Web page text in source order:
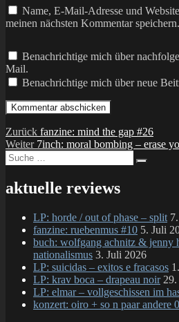
Name, E-Mail-Adresse und
meinen nächsten Kommentar speichern.
Benachrichtige mich über
Mail.
Benachrichtige mich über neue
Beitragsnavigation
Zurück Vorheriger
Beitrag:
fanzine: mind the gap #26
Weiter Nächster
7inch: moral bombing – erase
Suche
nach:
aktuelle reviews
LP: horde / out of phase – split
fanzine: ruebenmus #10 5. Juli
buch: wolfgang achnitz & jenny
nationalismus 3. Juli 2026
LP: suicidas – exitos e fracasos
LP: krav boca – drapeau noir
LP: elmar – vollgeschissen im
konzert: oiro + so n paar andere